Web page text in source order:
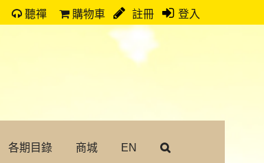
聽禪 購物車 註冊 登入
各期目錄 商城 EN